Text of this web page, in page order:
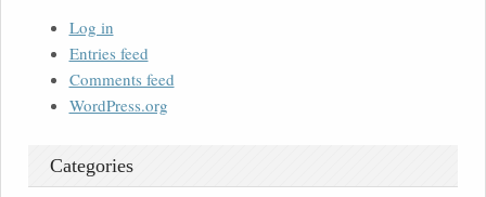
Log in
Entries feed
Comments feed
WordPress.org
Categories